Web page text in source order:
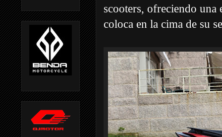
scooters, ofreciendo
coloca en la cima de su